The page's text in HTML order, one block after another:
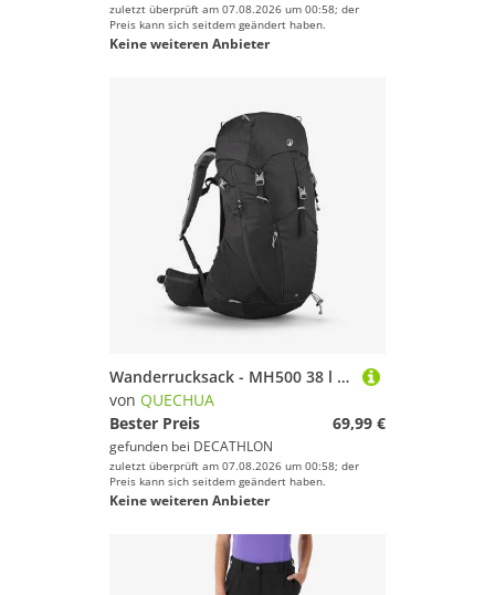
zuletzt überprüft am 07.08.2026 um 00:58; der
Preis kann sich seitdem geändert haben.
Keine weiteren Anbieter
Wanderrucksack - MH500 38 l schwarz
von QUECHUA
Bester Preis
69,99 €
gefunden bei DECATHLON
zuletzt überprüft am 07.08.2026 um 00:58; der
Preis kann sich seitdem geändert haben.
Keine weiteren Anbieter